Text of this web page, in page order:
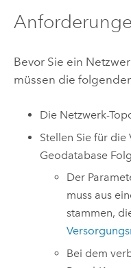
Bevor Sie ein
müssen die
Die Netzwerk-
Stellen Sie für
Geodatabase
Der
muss aus
stammen,
Bei dem